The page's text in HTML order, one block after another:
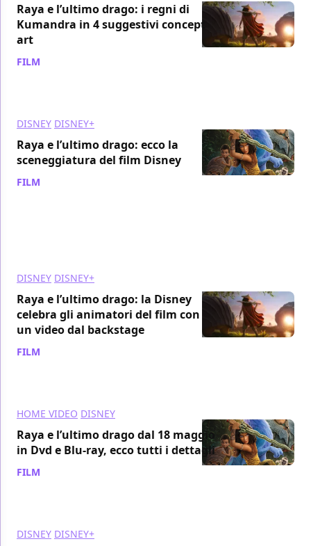
Raya e l’ultimo drago: i regni di
Kumandra in 4 suggestivi concept
art
FILM
DISNEY DISNEY+
Raya e l’ultimo drago: ecco la
sceneggiatura del film Disney
FILM
DISNEY DISNEY+
Raya e l’ultimo drago: la Disney
celebra gli animatori del film con
un video dal backstage
FILM
HOME VIDEO DISNEY
Raya e l’ultimo drago dal 18 maggio
in Dvd e Blu-ray, ecco tutti i dettagli
FILM
DISNEY DISNEY+